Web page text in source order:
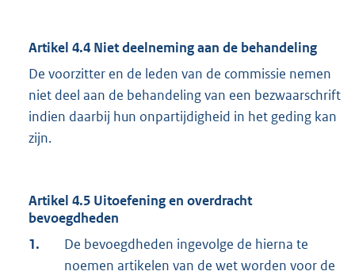
Artikel 4.4 Niet deelneming aan de behandeling
De voorzitter en de leden van de commissie nemen
niet deel aan de behandeling van een bezwaarschrift
indien daarbij hun onpartijdigheid in het geding kan
zijn.
Artikel 4.5 Uitoefening en overdracht
bevoegdheden
1.
De bevoegdheden ingevolge de hierna te
noemen artikelen van de wet worden voor de